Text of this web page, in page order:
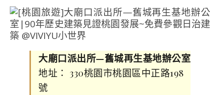
大廟口派出所—舊城再生基地辦公室
地址： 330桃園市桃園區中正路198
號